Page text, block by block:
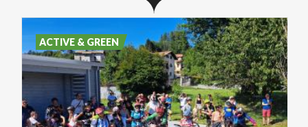
ACTIVE & GREEN